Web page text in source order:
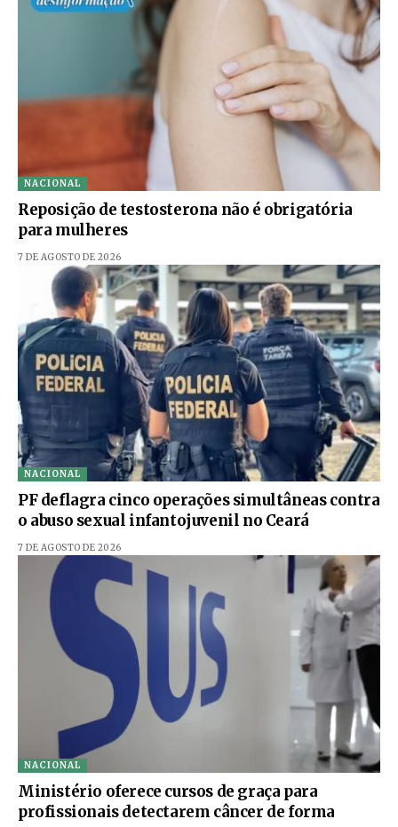
NACIONAL
Reposição de testosterona não é obrigatória
para mulheres
7 DE AGOSTO DE 2026
NACIONAL
PF deflagra cinco operações simultâneas contra
o abuso sexual infantojuvenil no Ceará
7 DE AGOSTO DE 2026
NACIONAL
Ministério oferece cursos de graça para
profissionais detectarem câncer de forma